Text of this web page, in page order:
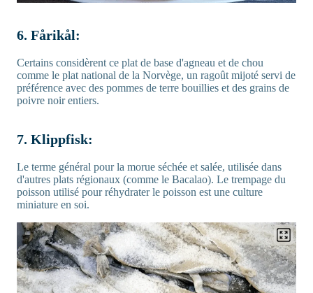
6. Fårikål:
Certains considèrent ce plat de base d'agneau et de chou
comme le plat national de la Norvège, un ragoût mijoté servi de
préférence avec des pommes de terre bouillies et des grains de
poivre noir entiers.
7. Klippfisk:
Le terme général pour la morue séchée et salée, utilisée dans
d'autres plats régionaux (comme le Bacalao). Le trempage du
poisson utilisé pour réhydrater le poisson est une culture
miniature en soi.